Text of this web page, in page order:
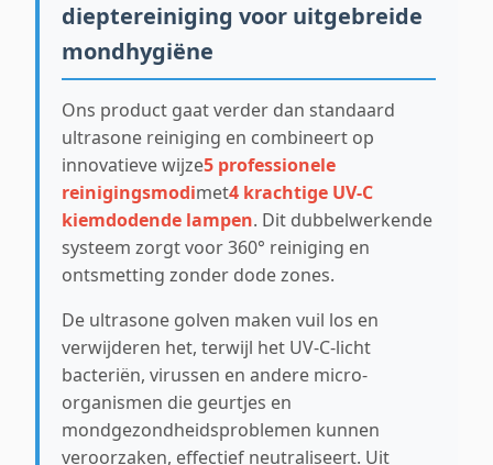
dieptereiniging voor uitgebreide
mondhygiëne
Ons product gaat verder dan standaard
ultrasone reiniging en combineert op
innovatieve wijze5 professionele
reinigingsmodimet4 krachtige UV-C
kiemdodende lampen. Dit dubbelwerkende
systeem zorgt voor 360° reiniging en
ontsmetting zonder dode zones.
De ultrasone golven maken vuil los en
verwijderen het, terwijl het UV-C-licht
bacteriën, virussen en andere micro-
organismen die geurtjes en
mondgezondheidsproblemen kunnen
veroorzaken, effectief neutraliseert. Uit